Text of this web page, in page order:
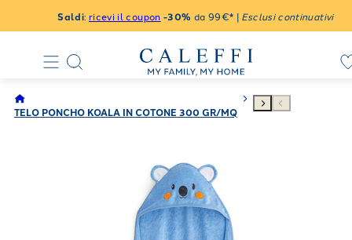
Saldi: ricevi il coupon -30% da 99€* | Esclusi continuativi
TELO PONCHO KOALA IN COTONE 300 GR/MQ